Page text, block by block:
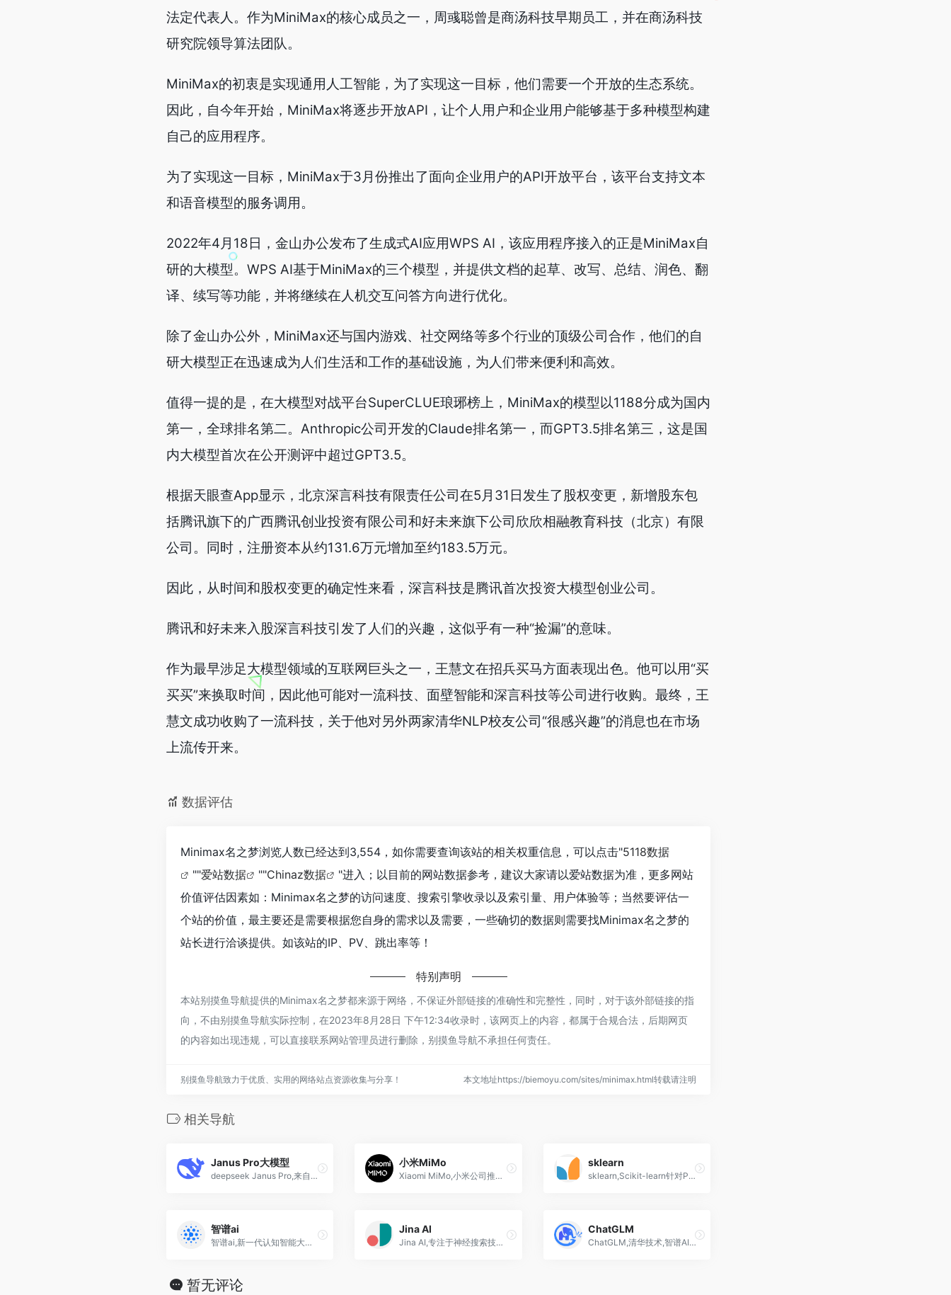
法定代表人。作为MiniMax的核心成员之一，周彧聪曾是商汤科技早期员工，并在商汤科技
研究院领导算法团队。
MiniMax的初衷是实现通用人工智能，为了实现这一目标，他们需要一个开放的生态系统。
因此，自今年开始，MiniMax将逐步开放API，让个人用户和企业用户能够基于多种模型构建
自己的应用程序。
为了实现这一目标，MiniMax于3月份推出了面向企业用户的API开放平台，该平台支持文本
和语音模型的服务调用。
2022年4月18日，金山办公发布了生成式AI应用WPS AI，该应用程序接入的正是MiniMax自
研的大模型。WPS AI基于MiniMax的三个模型，并提供文档的起草、改写、总结、润色、翻
译、续写等功能，并将继续在人机交互问答方向进行优化。
除了金山办公外，MiniMax还与国内游戏、社交网络等多个行业的顶级公司合作，他们的自
研大模型正在迅速成为人们生活和工作的基础设施，为人们带来便利和高效。
值得一提的是，在大模型对战平台SuperCLUE琅琊榜上，MiniMax的模型以1188分成为国内
第一，全球排名第二。Anthropic公司开发的Claude排名第一，而GPT3.5排名第三，这是国
内大模型首次在公开测评中超过GPT3.5。
根据天眼查App显示，北京深言科技有限责任公司在5月31日发生了股权变更，新增股东包
括腾讯旗下的广西腾讯创业投资有限公司和好未来旗下公司欣欣相融教育科技（北京）有限
公司。同时，注册资本从约131.6万元增加至约183.5万元。
因此，从时间和股权变更的确定性来看，深言科技是腾讯首次投资大模型创业公司。
腾讯和好未来入股深言科技引发了人们的兴趣，这似乎有一种“捡漏”的意味。
作为最早涉足大模型领域的互联网巨头之一，王慧文在招兵买马方面表现出色。他可以用“买
买买”来换取时间，因此他可能对一流科技、面壁智能和深言科技等公司进行收购。最终，王
慧文成功收购了一流科技，关于他对另外两家清华NLP校友公司“很感兴趣”的消息也在市场
上流传开来。
数据评估
Minimax名之梦浏览人数已经达到3,554，如你需要查询该站的相关权重信息，可以点击"5118数据
""爱站数据 ""Chinaz数据
"进入；以目前的网站数据参考，建议大家请以爱站数据为准，更多网站
价值评估因素如：Minimax名之梦的访问速度、搜索引擎收录以及索引量、用户体验等；当然要评估一
个站的价值，最主要还是需要根据您自身的需求以及需要，一些确切的数据则需要找Minimax名之梦的
站长进行洽谈提供。如该站的IP、PV、跳出率等！
特别声明
本站别摸鱼导航提供的Minimax名之梦都来源于网络，不保证外部链接的准确性和完整性，同时，对于该外部链接的指
向，不由别摸鱼导航实际控制，在2023年8月28日 下午12:34收录时，该网页上的内容，都属于合规合法，后期网页
的内容如出现违规，可以直接联系网站管理员进行删除，别摸鱼导航不承担任何责任。
别摸鱼导航致力于优质、实用的网络站点资源收集与分享！ 本文地址https://biemoyu.com/sites/minimax.html转载请注明
相关导航
Janus Pro大模型
deepseek Janus Pro,来自用于图像理解和生成的统一多模态大模型
小米MiMo
Xiaomi MiMo,小米公司推出的大语言模型家族,涵盖MiMo-7B到V2.5-Pro等模型,具备强大的代理能力和长程连贯性,提供开源与商业版本
sklearn
sklearn,Scikit-learn针对Python编程语言的免费软件机器学习库
智谱ai
智谱ai,新一代认知智能大模型,最具OpenAI气质和水准”的 AI 公司
Jina AI
Jina AI,专注于神经搜索技术的商业开源软件公司
ChatGLM
ChatGLM,清华技术,智谱AI开源的GLM系列的对话模型
暂无评论